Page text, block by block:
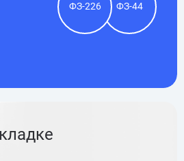
ФЗ-226 ФЗ-44